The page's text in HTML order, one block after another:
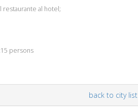
restaurante al hotel;
:15 persons
back to city list